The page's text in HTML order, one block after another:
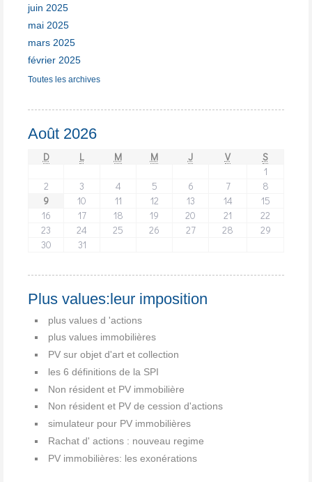
juin 2025
mai 2025
mars 2025
février 2025
Toutes les archives
Août 2026
D L M M J V
S
1
2
3 4 5 6 7
8
9
10 11 12 13 14
15
16
17 18 19 20 21
22
23
24 25 26 27 28
29
30
31
Plus values:leur imposition
plus values d 'actions
plus values immobilières
PV sur objet d'art et collection
les 6 définitions de la SPI
Non résident et PV immobilière
Non résident et PV de cession d'actions
simulateur pour PV immobilières
Rachat d' actions : nouveau regime
PV immobilières: les exonérations